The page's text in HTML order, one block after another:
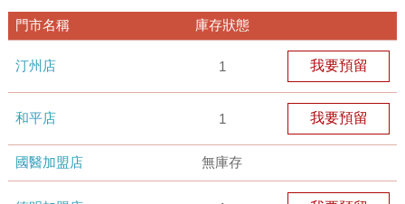
門市名稱 庫存狀態
汀州店 1 我要預留
和平店 1 我要預留
國醫加盟店 無庫存